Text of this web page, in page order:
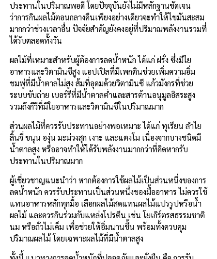
ประทานในปริมาณพอดี โดยปัจจุบันยังไม่มีหลักฐานชัดเจน
ว่าการกินผลไม้ตอนกลางคืนเพียงอย่างเดียวจะทำให้ไขมันสะสม
มากกว่าช่วงเวลาอื่น ปัจจัยสำคัญยังคงอยู่ที่ปริมาณพลังงานรวมที่
ได้รับตลอดทั้งวัน
ผลไม้ที่เหมาะสำหรับผู้ต้องการลดน้ำหนัก ได้แก่ ฝรั่ง ซึ่งมีใย
อาหารและวิตามินซีสูง แอปเปิลที่มีเพกตินช่วยเพิ่มความอิ่ม
ชมพู่ที่มีน้ำตาลไม่สูง ส้มที่อุดมด้วยวิตามินซี แก้วมังกรที่ช่วย
ระบบขับถ่าย เบอร์รีที่มีน้ำตาลต่ำและสารต้านอนุมูลอิสระสูง
รวมถึงกีวีที่มีใยอาหารและวิตามินซีในปริมาณมาก
ส่วนผลไม้ที่ควรรับประทานอย่างพอเหมาะ ได้แก่ ทุเรียน ลำไย
ลิ้นจี่ ขนุน องุ่น มะม่วงสุก เงาะ และแตงโม เนื่องจากบางชนิดมี
น้ำตาลสูง หรืออาจทำให้ได้รับพลังงานมากกว่าที่คิดหากรับ
ประทานในปริมาณมาก
ผู้เชี่ยวชาญแนะนำว่า หากต้องการใช้ผลไม้เป็นส่วนหนึ่งของการ
ลดน้ำหนัก ควรรับประทานเป็นส่วนหนึ่งของมื้ออาหาร ไม่ควรใช้
แทนอาหารหลักทุกมื้อ เลือกผลไม้สดแทนผลไม้แปรรูปหรือน้ำ
ผลไม้ และควรกินร่วมกับแหล่งโปรตีน เช่น โยเกิร์ตรสธรรมชาติ
นม หรือถั่วไม่เค็ม เพื่อช่วยให้อิ่มนานขึ้น พร้อมทั้งควบคุม
ปริมาณผลไม้ โดยเฉพาะผลไม้ที่มีน้ำตาลสูง